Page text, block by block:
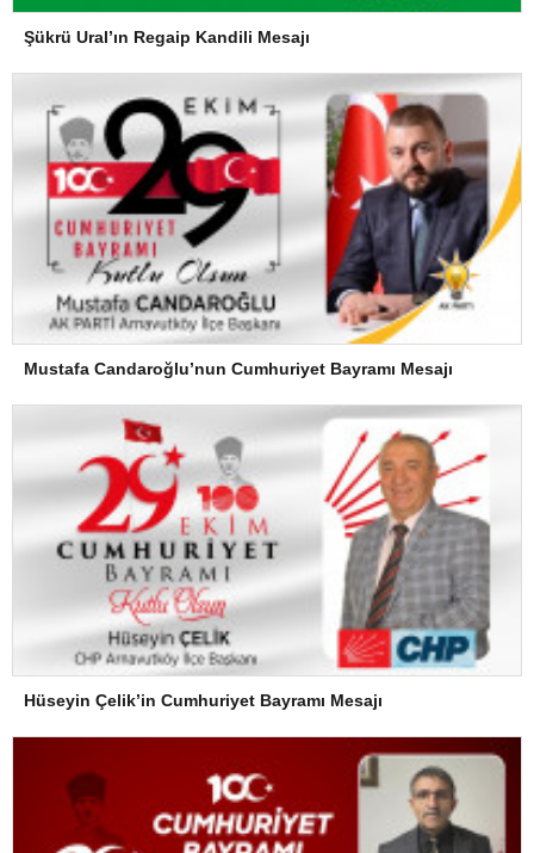
Şükrü Ural’ın Regaip Kandili Mesajı
Mustafa Candaroğlu’nun Cumhuriyet Bayramı Mesajı
Hüseyin Çelik’in Cumhuriyet Bayramı Mesajı